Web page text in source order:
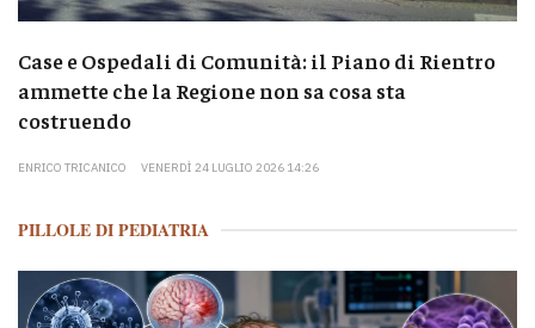
Case e Ospedali di Comunità: il Piano di Rientro
ammette che la Regione non sa cosa sta
costruendo
ENRICO TRICANICO VENERDÌ 24 LUGLIO 2026 14:26
PILLOLE DI PEDIATRIA